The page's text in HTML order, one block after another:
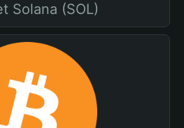
Solana (SOL)